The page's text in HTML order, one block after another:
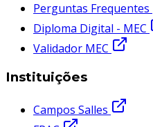
Perguntas Frequentes
Diploma Digital - MEC
Validador MEC
Instituições
Campos Salles